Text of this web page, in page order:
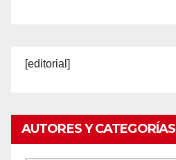
[editorial]
AUTORES Y CATEGORÍAS